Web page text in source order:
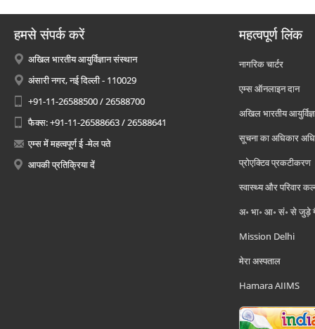
हमसे संपर्क करें
अखिल भारतीय आयुर्विज्ञान संस्थान
अंसारी नगर, नई दिल्ली - 110029
+91-11-26588500 / 26588700
फैक्स: +91-11-26588663 / 26588641
एम्स में महत्वपूर्ण ई -मेल पते
आपकी प्रतिक्रिया दें
महत्वपूर्ण लिंक
नागरिक चार्टर
एम्स ऑनलाइन दान
अखिल भारतीय
सूचना का अधिकार
प्रोएक्टिव प्रकटीकरण
स्वास्थ्य और परिवार
अ॰ भा॰ आ॰ सं॰ से जुड़े
Mission Delhi
मेरा अस्पताल
Hamara AIIMS